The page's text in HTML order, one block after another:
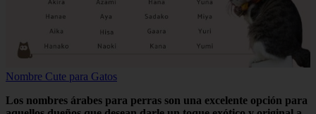
Nombre Cute para Gatos
Los nombres árabes para perras son una excelente opción para